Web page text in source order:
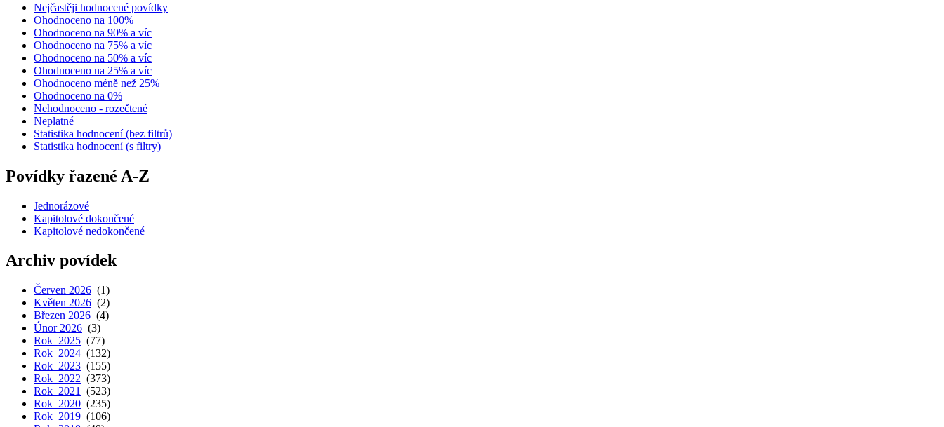
Nejčastěji hodnocené povídky
Ohodnoceno na 100%
Ohodnoceno na 90% a víc
Ohodnoceno na 75% a víc
Ohodnoceno na 50% a víc
Ohodnoceno na 25% a víc
Ohodnoceno méně než 25%
Ohodnoceno na 0%
Nehodnoceno - rozečtené
Neplatné
Statistika hodnocení (bez filtrů)
Statistika hodnocení (s filtry)
Povídky řazené A-Z
Jednorázové
Kapitolové dokončené
Kapitolové nedokončené
Archiv povídek
Červen 2026 (1)
Květen 2026 (2)
Březen 2026 (4)
Únor 2026 (3)
Rok 2025 (77)
Rok 2024 (132)
Rok 2023 (155)
Rok 2022 (373)
Rok 2021
(523)
Rok 2020 (235)
Rok 2019 (106)